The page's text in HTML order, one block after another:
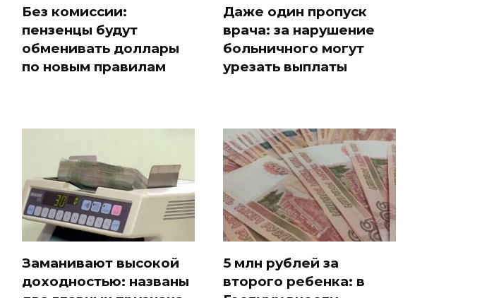
Без комиссии:
пензенцы будут
обменивать доллары
по новым правилам
Даже один пропуск
врача: за нарушение
больничного могут
урезать выплаты
Заманивают высокой
доходностью: названы
5 млн рублей за
второго ребенка: в